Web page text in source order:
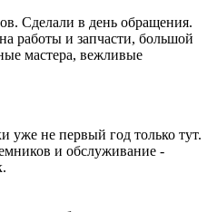
Сделали в день обращения.
работы и запчасти, большой
мастера, вежливые
уже не первый год только тут.
и обслуживание -